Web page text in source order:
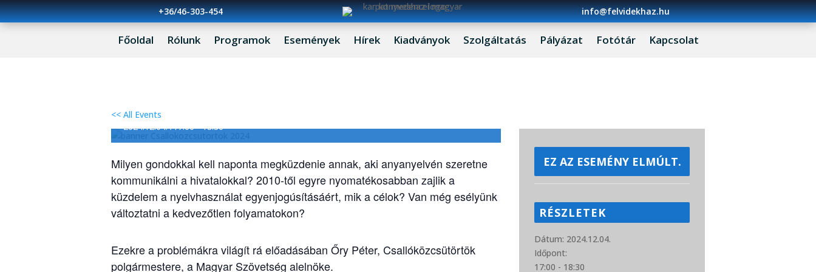
+36/46-303-454 info@felvidekhaz.hu
Főoldal Rólunk Programok Események Hírek Kiadványok Szolgáltatás Pályázat Fotótár Kapcsolat
<< All Events
felvidéki magyarság
2024.12.04. /17:00-18:30
Milyen gondokkal kell naponta megküzdenie annak, aki anyanyelvén szeretne
kommunikálni a hivatalokkal? 2010-től egyre nyomatékosabban zajlik a
küzdelem a nyelvhasználat egyenjogúsításáért, mik a célok? Van még esélyünk
változtatni a kedvezőtlen folyamatokon?
Ezekre a problémákra világít rá előadásában Őry Péter, Csallóközcsütörtök
polgármestere, a Magyar Szövetség alelnöke.
EZ AZ ESEMÉNY ELMÚLT.
RÉSZLETEK
Dátum: 2024.12.04.
Időpont:
17:00 - 18:30